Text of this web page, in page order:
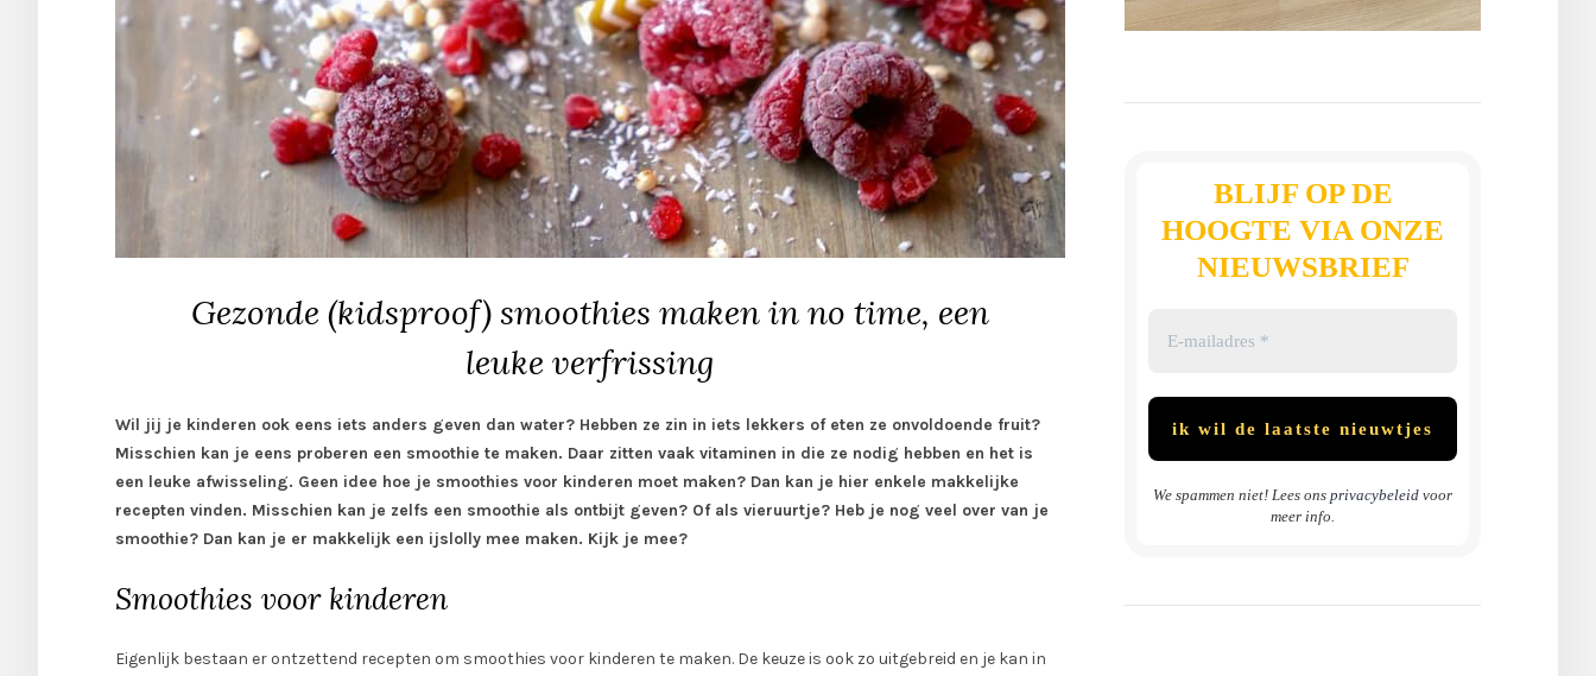
Gezonde (kidsproof) smoothies maken in no time, een
leuke verfrissing
Wil jij je kinderen ook eens iets anders geven dan water? Hebben ze zin in iets lekkers of eten ze onvoldoende fruit?
Misschien kan je eens proberen een smoothie te maken. Daar zitten vaak vitaminen in die ze nodig hebben en het is
een leuke afwisseling. Geen idee hoe je smoothies voor kinderen moet maken? Dan kan je hier enkele makkelijke
recepten vinden. Misschien kan je zelfs een smoothie als ontbijt geven? Of als vieruurtje? Heb je nog veel over van je
smoothie? Dan kan je er makkelijk een ijslolly mee maken. Kijk je mee?
Smoothies voor kinderen
Eigenlijk bestaan er ontzettend recepten om smoothies voor kinderen te maken. De keuze is ook zo uitgebreid en je kan in
BLIJF OP DE
HOOGTE VIA ONZE
NIEUWSBRIEF
We spammen niet! Lees ons privacybeleid voor
meer info.